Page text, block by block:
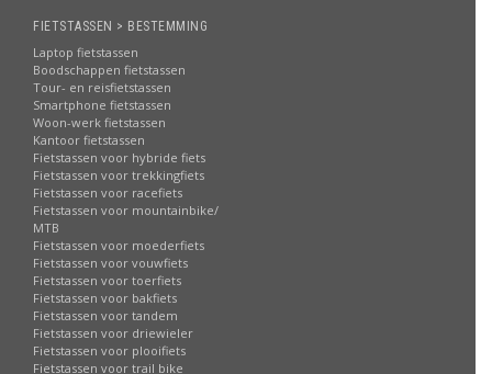
FIETSTASSEN > BESTEMMING
Laptop fietstassen
Boodschappen fietstassen
Tour- en reisfietstassen
Smartphone fietstassen
Woon-werk fietstassen
Kantoor fietstassen
Fietstassen voor hybride fiets
Fietstassen voor trekkingfiets
Fietstassen voor racefiets
Fietstassen voor mountainbike/
MTB
Fietstassen voor moederfiets
Fietstassen voor vouwfiets
Fietstassen voor toerfiets
Fietstassen voor bakfiets
Fietstassen voor tandem
Fietstassen voor driewieler
Fietstassen voor plooifiets
Fietstassen voor trail bike